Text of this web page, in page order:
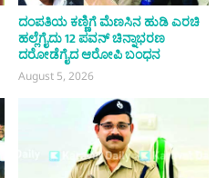
ದಂಪತಿಯ ಕಣ್ಣಿಗೆ ಮೆಣಸಿನ ಹುಡಿ ಎರಚಿ
ಹಲ್ಲೆಗೈದು 12 ಪವನ್ ಚಿನ್ನಾಭರಣ
ದರೋಡೆಗೈದ ಆರೋಪಿ ಬಂಧನ
August 5, 2026